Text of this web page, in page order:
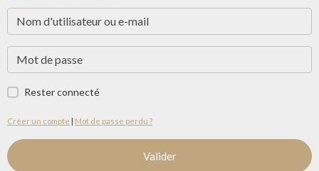
Rester connecté
Créer un compte Mot de passe perdu ?
Valider